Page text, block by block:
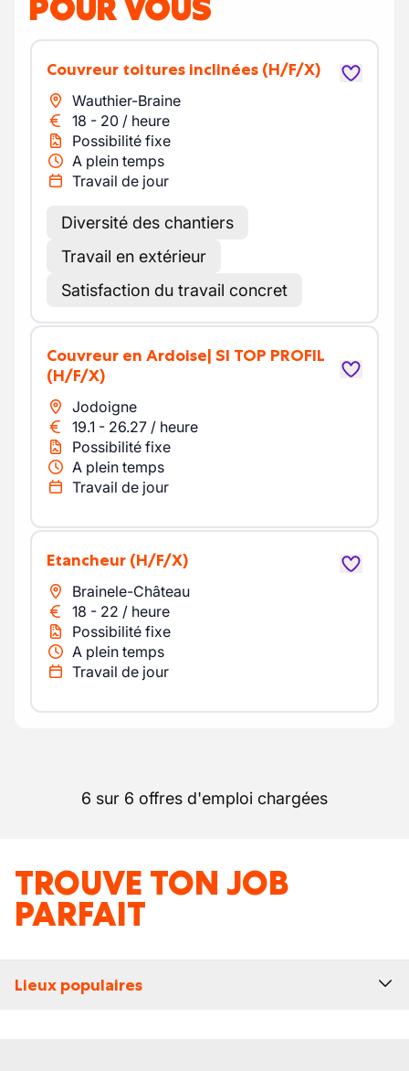
Couvreur toitures inclinées (H/F/X)
Wauthier-Braine
18 - 20 / heure
Possibilité fixe
A plein temps
Travail de jour
Diversité des chantiers
Travail en extérieur
Satisfaction du travail concret
Couvreur en Ardoise| SI TOP PROFIL
(H/F/X)
Jodoigne
19.1 - 26.27 / heure
Possibilité fixe
A plein temps
Travail de jour
Etancheur (H/F/X)
Brainele-Château
18 - 22 / heure
Possibilité fixe
A plein temps
Travail de jour
6 sur 6 offres d'emploi chargées
TROUVE TON JOB
PARFAIT
Lieux populaires